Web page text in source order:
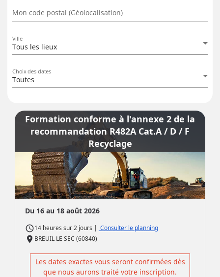
Mon code postal (Géolocalisation)
Ville
Tous les lieux
Choix des dates
Toutes
Formation conforme à l'annexe 2 de la
recommandation R482A Cat.A / D / F
Recyclage
Du 16 au 18 août 2026
access_time14 heures sur2 jours | Consulter le planning
place BREUIL LE SEC (60840)
Les dates exactes vous seront confirmées dès
que nous aurons traité votre inscription.